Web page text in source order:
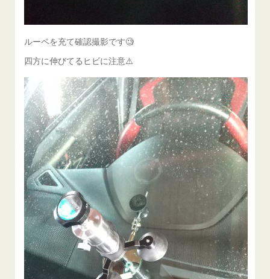
ルーペを充て確認撮影です🧐
四方に伸びてるヒビに注意⚠️